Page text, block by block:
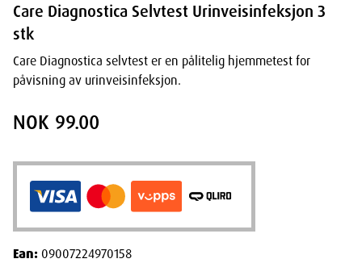
Care Diagnostica Selvtest Urinveisinfeksjon 3
stk
Care Diagnostica selvtest er en pålitelig hjemmetest for
påvisning av urinveisinfeksjon.
NOK 99.00
Ean: 09007224970158